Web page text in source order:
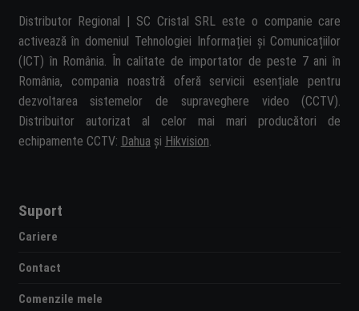
Distributor Regional | SC Cristal SRL este o companie care
activează în domeniul Tehnologiei Informației și Comunicațiilor
(ICT) în România. În calitate de importator de peste 7 ani în
România, compania noastră oferă servicii esențiale pentru
dezvoltarea sistemelor de supraveghere video (CCTV).
Distribuitor autorizat al celor mai mari producători de
echipamente CCTV: Dahua și Hikvision
Suport
Cariere
Contact
Comenzile mele